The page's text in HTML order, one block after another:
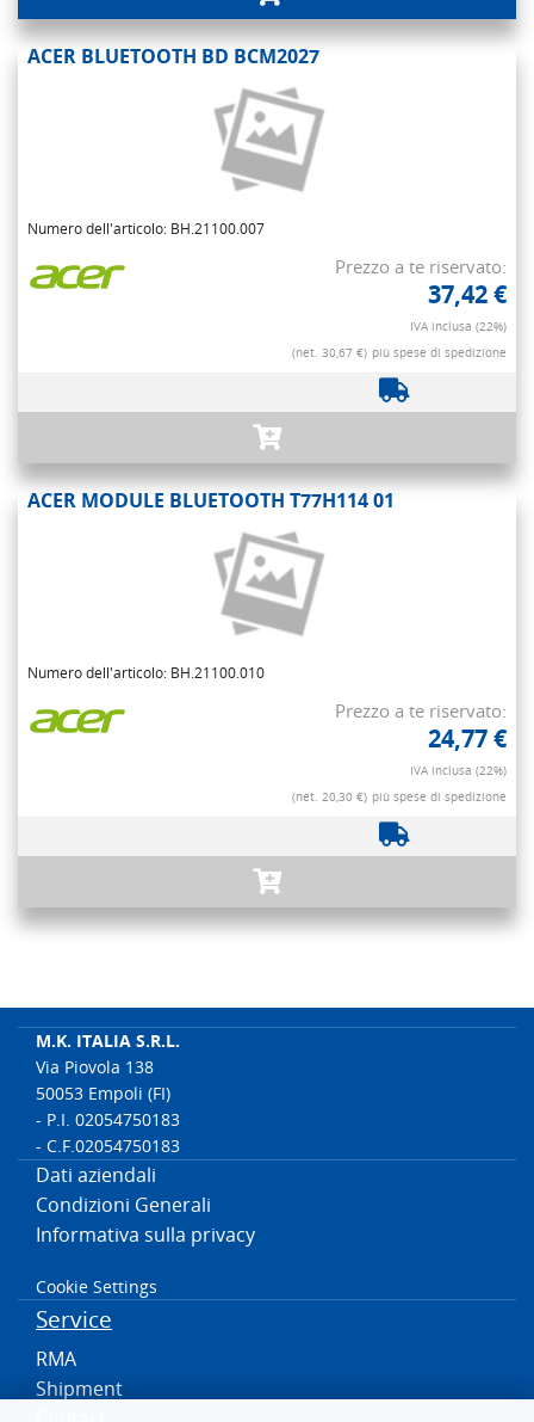
ACER BLUETOOTH BD BCM2027
Numero dell'articolo: BH.21100.007
Prezzo a te riservato:
37,42 €
IVA inclusa (22%)
(net. 30,67 €) più spese di spedizione
ACER MODULE BLUETOOTH T77H114 01
Numero dell'articolo: BH.21100.010
Prezzo a te riservato:
24,77 €
IVA inclusa (22%)
(net. 20,30 €) più spese di spedizione
M.K. ITALIA S.R.L.
Via Piovola 138
50053 Empoli (FI)
- P.I. 02054750183
- C.F.02054750183
Dati aziendali
Condizioni Generali
Informativa sulla privacy
Cookie Settings
Service
RMA
Shipment